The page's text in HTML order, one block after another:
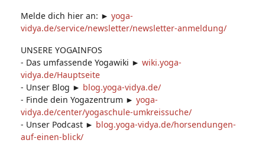
Melde dich hier an: ► yoga-
vidya.de/service/newsletter/newsletter-anmeldung/
UNSERE YOGAINFOS
- Das umfassende Yogawiki ► wiki.yoga-
vidya.de/Hauptseite
- Unser Blog ► blog.yoga-vidya.de/
- Finde dein Yogazentrum ► yoga-
vidya.de/center/yogaschule-umkreissuche/
- Unser Podcast ► blog.yoga-vidya.de/horsendungen-
auf-einen-blick/